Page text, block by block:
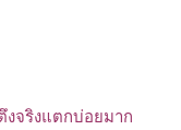
จริงแตกบ่อยมาก